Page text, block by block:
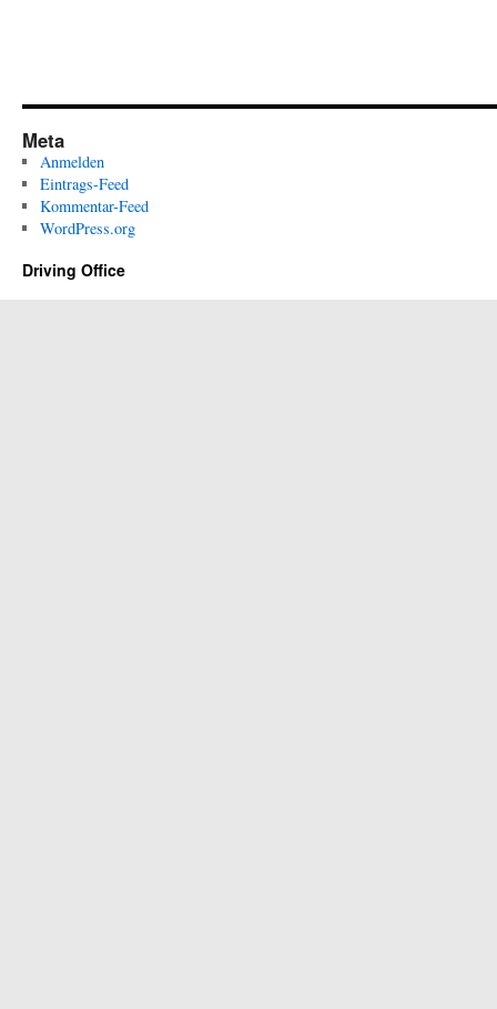
Meta
Anmelden
Eintrags-Feed
Kommentar-Feed
WordPress.org
Driving Office